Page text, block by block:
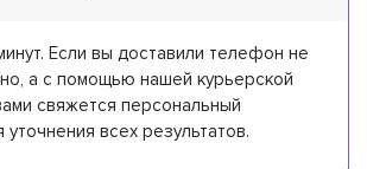
Если вы доставили телефон не
а с помощью нашей курьерской
свяжется персональный
всех результатов.